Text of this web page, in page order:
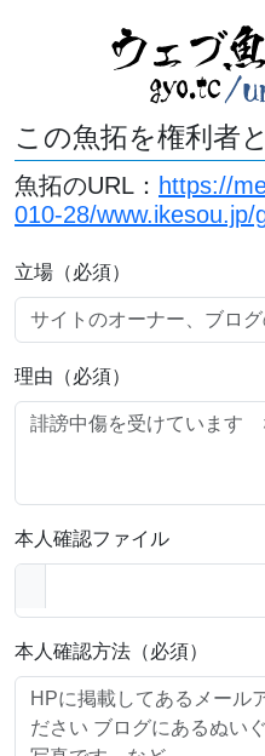
この魚拓を権利者
魚拓のURL： https://
010-28/www.ikesou.jp/
立場（必須）
理由（必須）
本人確認ファイル
本人確認方法（必須）